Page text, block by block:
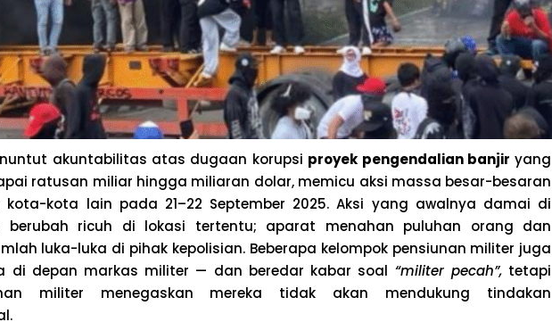
akuntabilitas atas dugaan korupsi proyek pengendalian banjir yang
ratusan miliar hingga miliaran dolar, memicu aksi massa besar-besaran
kota lain pada 21–22 September 2025. Aksi yang awalnya damai di
berubah ricuh di lokasi tertentu; aparat menahan puluhan orang dan
luka-luka di pihak kepolisian. Beberapa kelompok pensiunan militer juga
di depan markas militer — dan beredar kabar soal “militer pecah”,tetapi
militer menegaskan mereka tidak akan mendukung tindakan